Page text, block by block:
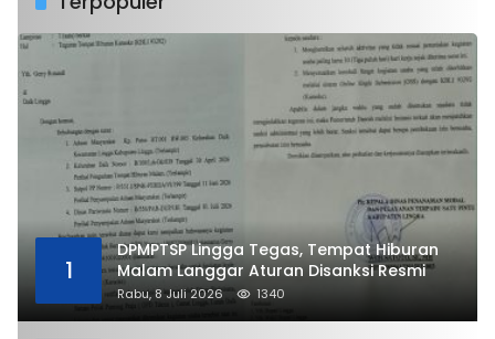
1
DPMPTSP Lingga Tegas, Tempat Hiburan
Malam Langgar Aturan Disanksi Resmi
Rabu, 8 Juli 2026 1340